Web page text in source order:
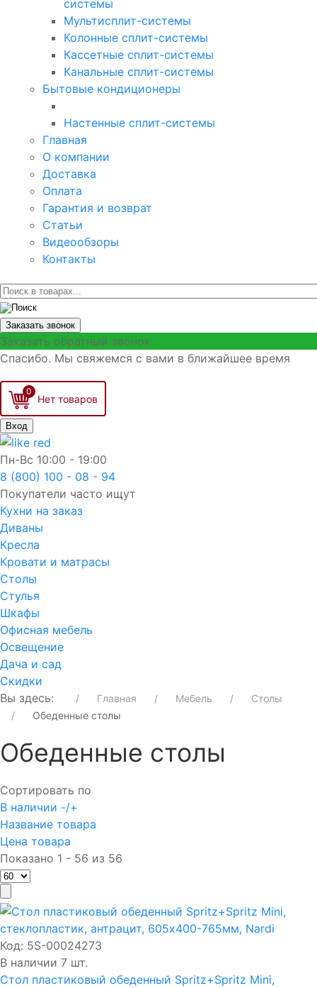
системы
Мультисплит-системы
Колонные сплит-системы
Кассетные сплит-системы
Канальные сплит-системы
Бытовые кондиционеры
Настенные сплит-системы
Главная
О компании
Доставка
Оплата
Гарантия и возврат
Статьи
Видеообзоры
Контакты
Заказать звонок
Заказать обратный звонок
Спасибо. Мы свяжемся с вами в ближайшее время
0
Вход
Пн-Вс 10:00 - 19:00
8 (800) 100 - 08 - 94
Покупатели часто ищут
Кухни на заказ
Диваны
Кресла
Кровати и матрасы
Столы
Стулья
Шкафы
Офисная мебель
Освещение
Дача и сад
Скидки
Вы здесь:
Главная Мебель
Столы
Обеденные столы
Обеденные столы
Сортировать по
В наличии -/+
Название товара
Цена товара
Показано 1 - 56 из 56
Код: 5S-00024273
В наличии 7 шт.
Стол пластиковый обеденный Spritz+Spritz Mini,